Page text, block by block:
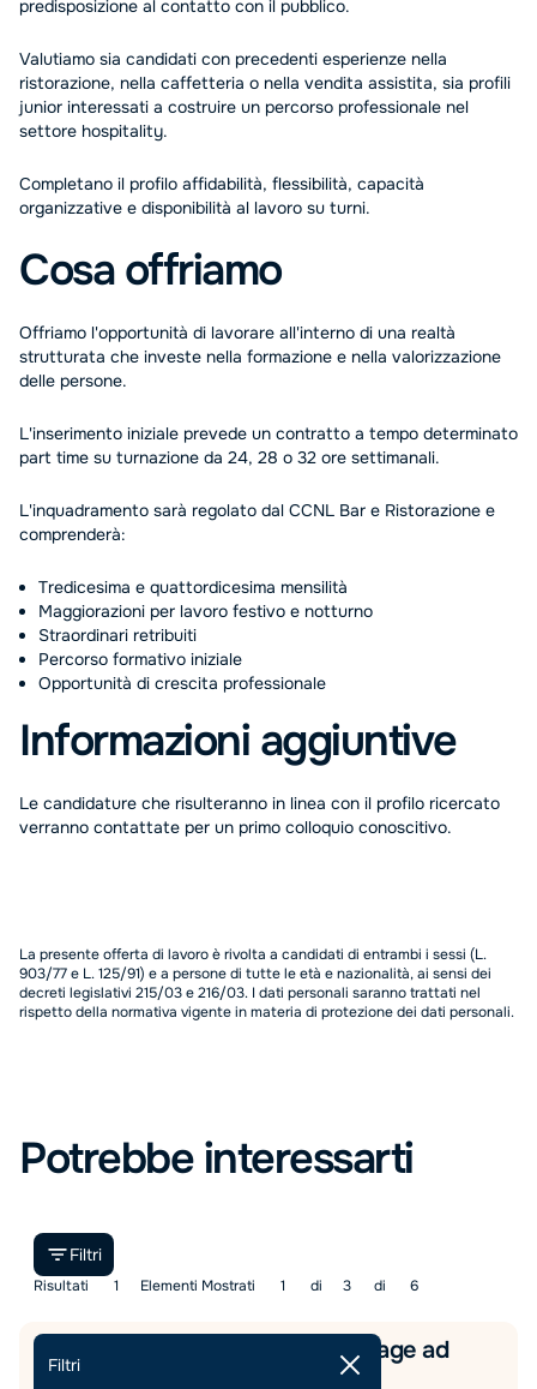
predisposizione al contatto con il pubblico.
Valutiamo sia candidati con precedenti esperienze nella
ristorazione, nella caffetteria o nella vendita assistita, sia profili
junior interessati a costruire un percorso professionale nel
settore hospitality.
Completano il profilo affidabilità, flessibilità, capacità
organizzative e disponibilità al lavoro su turni.
Cosa offriamo
Offriamo l'opportunità di lavorare all'interno di una realtà
strutturata che investe nella formazione e nella valorizzazione
delle persone.
L'inserimento iniziale prevede un contratto a tempo determinato
part time su turnazione da 24, 28 o 32 ore settimanali.
L'inquadramento sarà regolato dal CCNL Bar e Ristorazione e
comprenderà:
Tredicesima e quattordicesima mensilità
Maggiorazioni per lavoro festivo e notturno
Straordinari retribuiti
Percorso formativo iniziale
Opportunità di crescita professionale
Informazioni aggiuntive
Le candidature che risulteranno in linea con il profilo ricercato
verranno contattate per un primo colloquio conoscitivo.
La presente offerta di lavoro è rivolta a candidati di entrambi i sessi (L.
903/77 e L. 125/91) e a persone di tutte le età e nazionalità, ai sensi dei
decreti legislativi 215/03 e 216/03. I dati personali saranno trattati nel
rispetto della normativa vigente in materia di protezione dei dati personali.
Potrebbe interessarti
Filtri
Filtri
Risultati 1 Elementi Mostrati 1 di 3 di 6
Store Manager – Food & Beverage ad
Alessandria